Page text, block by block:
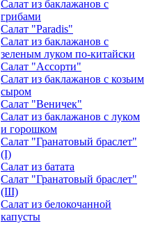
Салат из баклажанов с
грибами
Салат "Paradis"
Салат из баклажанов с
зеленым луком по-китайски
Салат "Ассорти"
Салат из баклажанов с козьим
сыром
Салат "Веничек"
Салат из баклажанов с луком
и горошком
Салат "Гранатовый браслет"
(I)
Салат из батата
Салат "Гранатовый браслет"
(III)
Салат из белокочанной
капусты